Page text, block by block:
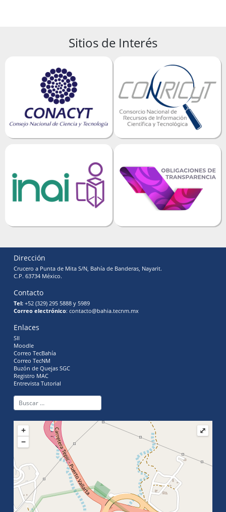
Sitios de Interés
Dirección
Crucero a Punta de Mita S/N, Bahía de Banderas, Nayarit.
C.P. 63734 México.
Contacto
Tel: +52 (329) 295 5888 y 5989
Correo electrónico: contacto@bahia.tecnm.mx
Enlaces
SII
Moodle
Correo TecBahía
Correo TecNM
Buzón de Quejas SGC
Registro MAC
Entrevista Tutorial
+
−
⤢